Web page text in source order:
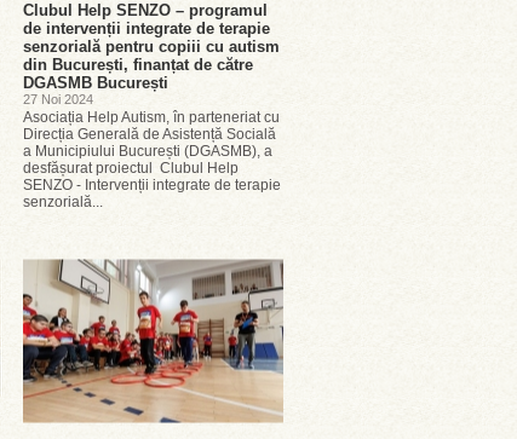
Clubul Help SENZO – programul
de intervenții integrate de terapie
senzorială pentru copiii cu autism
din București, finanțat de către
DGASMB București
27 Noi 2024
Asociația Help Autism, în parteneriat cu
Direcția Generală de Asistență Socială
a Municipiului București (DGASMB), a
desfășurat proiectul Clubul Help
SENZO - Intervenții integrate de terapie
senzorială...